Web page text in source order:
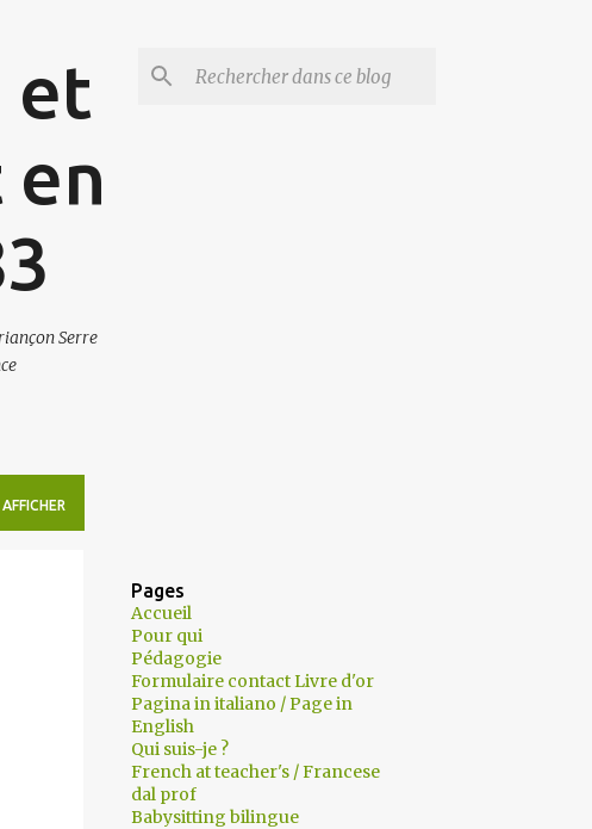
et
en
Serre
Pages
Accueil
Pour qui
Pédagogie
Formulaire contact Livre d'or
Pagina in italiano / Page in
English
Qui suis-je ?
French at teacher's / Francese
dal prof
Babysitting bilingue